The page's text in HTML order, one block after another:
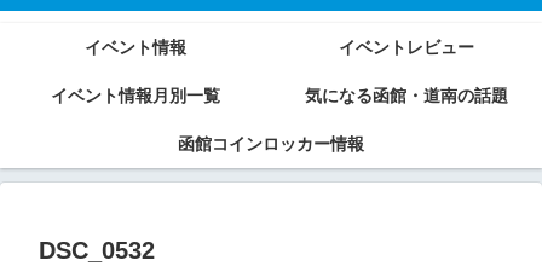
イベント情報 イベントレビュー
イベント情報月別一覧 気になる函館・道南の話題
函館コインロッカー情報
DSC_0532